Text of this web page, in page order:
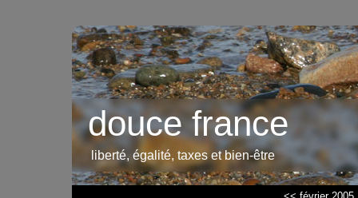
douce france
liberté, égalité, taxes et bien-être